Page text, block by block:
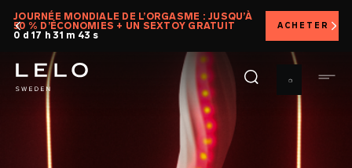
Aller
principal
JOURNÉE MONDIALE DE L’ORGASME : JUSQU’À
50 % D’ÉCONOMIES + UN SEXTOY GRATUIT
0 d 17 h 31 m 41 s
ACHETER